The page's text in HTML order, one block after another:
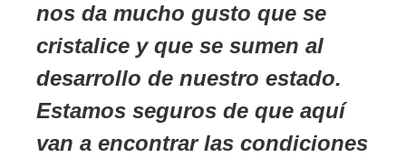
nos da mucho gusto que se
cristalice y que se sumen al
desarrollo de nuestro estado.
Estamos seguros de que aquí
van a encontrar las condiciones